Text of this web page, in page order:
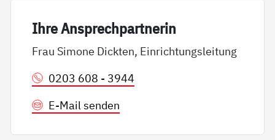
Ih­re An­sp­rech­part­ne­rin
Frau Simone Dickten, Einrichtungsleitung
0203 608 - 3944
E-Mail senden